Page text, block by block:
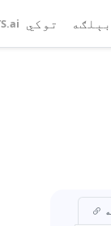
توکي بېلګه